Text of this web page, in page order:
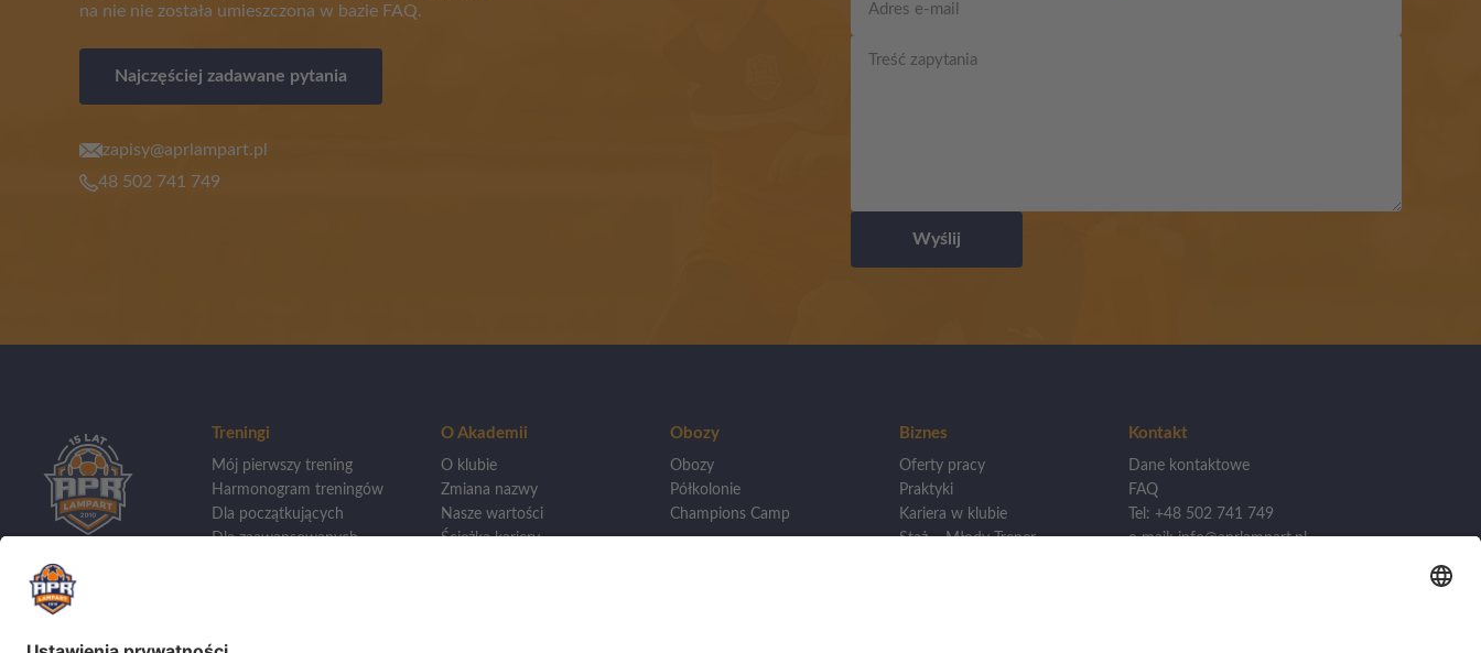
na nie nie została umieszczona w bazie FAQ.
Najczęściej zadawane pytania
zapisy@aprlampart.pl
48 502 741 749
Wyślij
Treningi
Mój pierwszy trening
Harmonogram treningów
Dla początkujących
Dla zaawansowanych
O Akademii
O klubie
Zmiana nazwy
Nasze wartości
Ścieżka kariery
Obozy
Obozy
Półkolonie
Champions Camp
Biznes
Oferty pracy
Praktyki
Kariera w klubie
Staż – Młody Trener
Kontakt
Dane kontaktowe
FAQ
Tel: +48 502 741 749
e-mail: info@aprlampart.pl